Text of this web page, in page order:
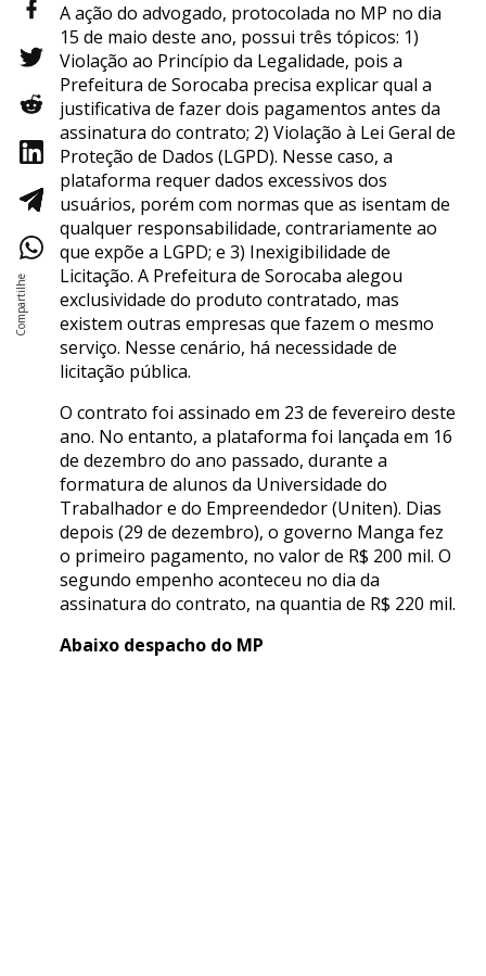
A ação do advogado, protocolada no MP no dia
15 de maio deste ano, possui três tópicos: 1)
Violação ao Princípio da Legalidade, pois a
Prefeitura de Sorocaba precisa explicar qual a
justificativa de fazer dois pagamentos antes da
assinatura do contrato; 2) Violação à Lei Geral de
Proteção de Dados (LGPD). Nesse caso, a
plataforma requer dados excessivos dos
usuários, porém com normas que as isentam de
qualquer responsabilidade, contrariamente ao
que expõe a LGPD; e 3) Inexigibilidade de
Licitação. A Prefeitura de Sorocaba alegou
exclusividade do produto contratado, mas
existem outras empresas que fazem o mesmo
serviço. Nesse cenário, há necessidade de
licitação pública.
O contrato foi assinado em 23 de fevereiro deste
ano. No entanto, a plataforma foi lançada em 16
de dezembro do ano passado, durante a
formatura de alunos da Universidade do
Trabalhador e do Empreendedor (Uniten). Dias
depois (29 de dezembro), o governo Manga fez
o primeiro pagamento, no valor de R$ 200 mil. O
segundo empenho aconteceu no dia da
assinatura do contrato, na quantia de R$ 220 mil.
Abaixo despacho do MP